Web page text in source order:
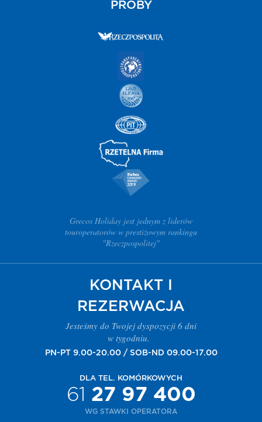
PRÓBY
Grecos Holiday jest jednym z liderów
touroperatorów w prestiżowym rankingu
"Rzeczpospolitej"
KONTAKT I
REZERWACJA
Jesteśmy do Twojej dyspozycji 6 dni
w tygodniu.
PN-PT 9.00-20.00 / SOB-ND 09.00-17.00
DLA TEL. KOMÓRKOWYCH
61 27 97 400
WG STAWKI OPERATORA